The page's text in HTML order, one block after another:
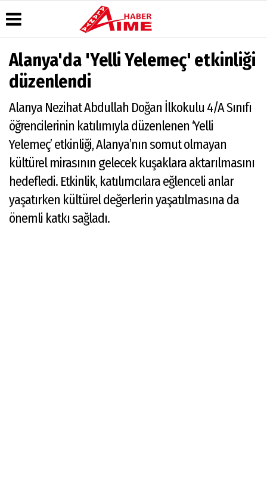
Üye Paneli
Haber
Dergi
Arşivi
Günün
Haberleri
Gazete
Manşetleri
Anketler
Biyografiler
Video
Galeri
Foto
AlanyaTime
Moovit
Alanya-
Gazipaşa
Canlı Uçak
Seyir
Takip
Künye
Alanya'da 'Yelli Yelemeç' etkinliği
düzenlendi
Alanya Nezihat Abdullah Doğan İlkokulu 4/A Sınıfı
öğrencilerinin katılımıyla düzenlenen ‘Yelli
Yelemeç’ etkinliği, Alanya’nın somut olmayan
kültürel mirasının gelecek kuşaklara aktarılmasını
hedefledi. Etkinlik, katılımcılara eğlenceli anlar
yaşatırken kültürel değerlerin yaşatılmasına da
önemli katkı sağladı.